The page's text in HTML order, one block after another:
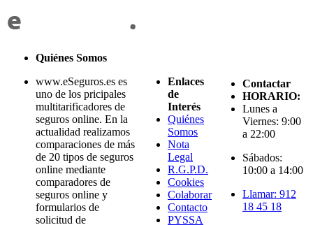
Quiénes Somos
www.eSeguros.es es
uno de los pricipales
multitarificadores de
seguros online. En la
actualidad realizamos
comparaciones de más
de 20 tipos de seguros
online mediante
comparadores de
seguros online y
formularios de
solicitud de
Enlaces
de
Interés
Quiénes
Somos
Nota
Legal
R.G.P.D.
Cookies
Colaborar
Contacto
PYSSA
Contactar
HORARIO:
Lunes a
Viernes: 9:00
a 22:00
Sábados:
10:00 a 14:00
Llamar: 912
18 45 18